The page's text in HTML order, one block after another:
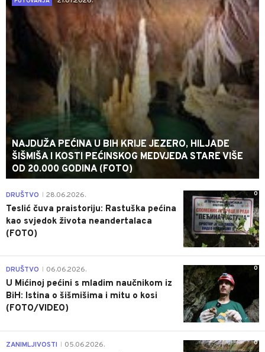
NAJDUŽA PEĆINA U BIH KRIJE JEZERO, HILJADE
ŠIŠMIŠA I KOSTI PEĆINSKOG MEDVJEDA STARE VIŠE
OD 20.000 GODINA (FOTO)
0
DRUŠTVO 28.06.2026.
Teslić čuva praistoriju: Rastuška pećina
kao svjedok života neandertalaca
(FOTO)
0
DRUŠTVO 06.06.2026.
U Mićinoj pećini s mladim naučnikom iz
BiH: Istina o šišmišima i mitu o kosi
(FOTO/VIDEO)
0
ZANIMLJIVOSTI 05.06.2026.